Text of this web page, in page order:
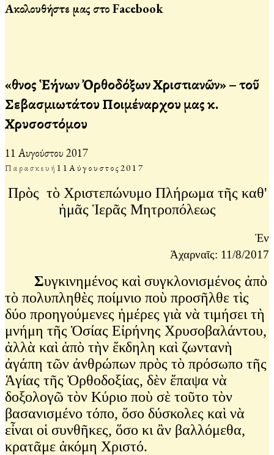
Ακολουθήστε μας στο Facebook
«Ἔθνος Ἑλλήνων Ὀρθοδόξων Χριστιανῶν» – τοῦ
Σεβασμιωτάτου Ποιμέναρχου μας κ.
Χρυσοστόμου
11 Αυγούστου 2017
Παρασκευή 11 Αύγουστος2017
Πρὸς τὸ Χριστεπώνυμο Πλήρωμα τῆς καθ'
ἡμᾶς Ἱερᾶς Μητροπόλεως
Ἐν
Ἀχαρναῖς: 11/8/2017
Συγκινημένος καὶ συγκλονισμένος ἀπὸ
τὸ πολυπληθὲς ποίμνιο ποὺ προσῆλθε τὶς
δύο προηγούμενες ἡμέρες γιὰ νὰ τιμήσει τὴ
μνήμη τῆς Ὁσίας Εἰρήνης Χρυσοβαλάντου,
ἀλλὰ καὶ ἀπὸ τὴν ἔκδηλη καὶ ζωντανὴ
ἀγάπη τῶν ἀνθρώπων πρὸς τὸ πρόσωπο τῆς
Ἁγίας τῆς Ὀρθοδοξίας, δὲν ἔπαψα νὰ
δοξολογῶ τὸν Κύριο ποὺ σὲ τοῦτο τὸν
βασανισμένο τόπο, ὅσο δύσκολες καὶ νὰ
εἶναι οἱ συνθῆκες, ὅσο κι ἂν βαλλόμεθα,
κρατᾶμε ἀκόμη Χριστό.